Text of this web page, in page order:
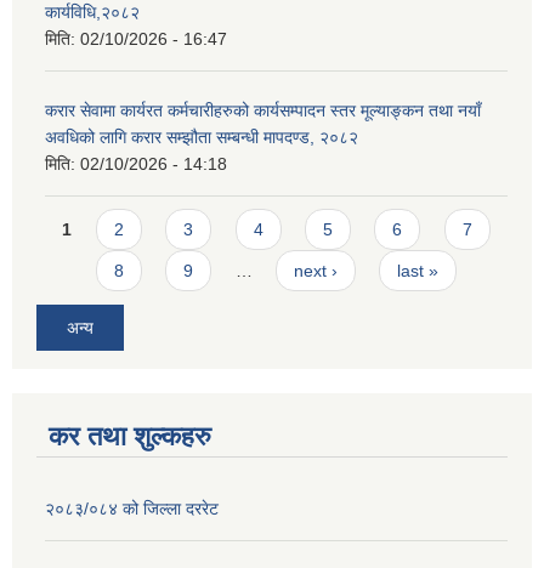
कार्यविधि,२०८२
मिति: 02/10/2026 - 16:47
करार सेवामा कार्यरत कर्मचारीहरुको कार्यसम्पादन स्तर मूल्याङ्कन तथा नयाँ
अवधिको लागि करार सम्झौता सम्बन्धी मापदण्ड, २०८२
मिति: 02/10/2026 - 14:18
Pages
1 2 3 4 5 6 7
8 9 … next › last »
अन्य
कर तथा शुल्कहरु
२०८३/०८४ को जिल्ला दररेट